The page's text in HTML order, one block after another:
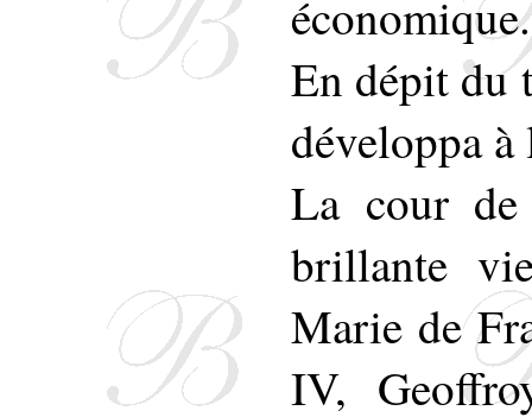
économique.
En dépit du
développa
La cour de
brillante
Marie de
IV,